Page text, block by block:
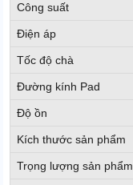
Công suất
Điện áp
Tốc độ chà
Đường kính Pad
Độ ồn
Kích thước sản phẩm
Trọng lượng sản phẩm